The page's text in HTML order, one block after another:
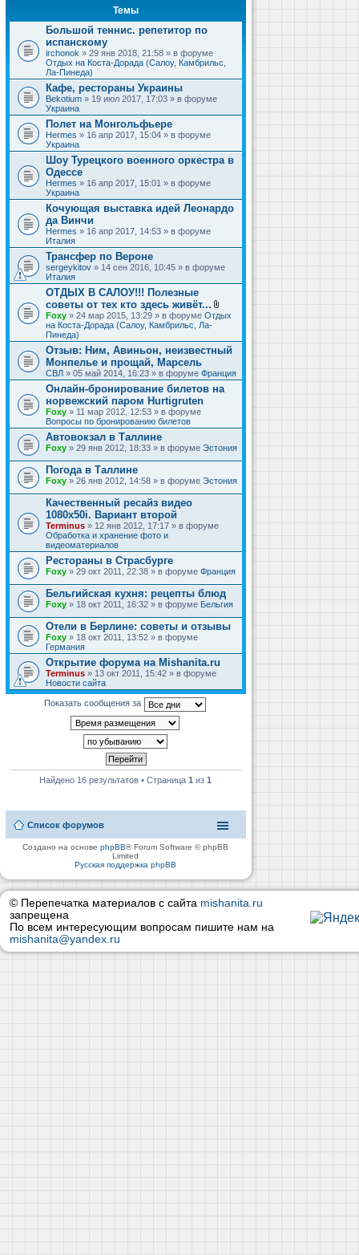
Темы
Большой теннис. репетитор по
испанскому
irchonok » 29 янв 2018, 21:58 » в форуме
Отдых на Коста-Дорада (Салоу, Камбрильс,
Ла-Пинеда)
Кафе, рестораны Украины
Bekotium » 19 июл 2017, 17:03 » в форуме
Украина
Полет на Монгольфьере
Hermes » 16 апр 2017, 15:04 » в форуме
Украина
Шоу Турецкого военного оркестра в
Одессе
Hermes » 16 апр 2017, 15:01 » в форуме
Украина
Кочующая выставка идей Леонардо
да Винчи
Hermes » 16 апр 2017, 14:53 » в форуме
Италия
Трансфер по Вероне
sergeykitov » 14 сен 2016, 10:45 » в форуме
Италия
ОТДЫХ В САЛОУ!!! Полезные
советы от тех кто здесь живёт...
В
л
ж
е
и
я
Foxy » 24 мар 2015, 13:29 » в форуме Отдых
на Коста-Дорада (Салоу, Камбрильс, Ла-
Пинеда)
Отзыв: Ним, Авиньон, неизвестный
Монпелье и прощай, Марсель
СВЛ » 05 май 2014, 16:23 » в форуме Франция
Онлайн-бронирование билетов на
норвежский паром Hurtigruten
Foxy » 11 мар 2012, 12:53 » в форуме
Вопросы по бронированию билетов
Автовокзал в Таллине
Foxy » 29 янв 2012, 18:33 » в форуме Эстония
Погода в Таллине
Foxy » 26 янв 2012, 14:58 » в форуме Эстония
Качественный ресайз видео
1080x50i. Вариант второй
Terminus » 12 янв 2012, 17:17 » в форуме
Обработка и хранение фото и
видеоматериалов
Рестораны в Страсбурге
Foxy » 29 окт 2011, 22:38 » в форуме Франция
Бельгийская кухня: рецепты блюд
Foxy » 18 окт 2011, 16:32 » в форуме Бельгия
Отели в Берлине: советы и отзывы
Foxy » 18 окт 2011, 13:52 » в форуме
Германия
Открытие форума на Mishanita.ru
Terminus » 13 окт 2011, 15:42 » в форуме
Новости сайта
Показать сообщения за
Найдено 16 результатов • Страница1 из1
Список форумов
Создано на основеphpBB® Forum Software © phpBB
Limited
Русская поддержка phpBB
© Перепечатка материалов с сайта mishanita.ru
запрещена
По всем интересующим вопросам пишите нам на
mishanita@yandex.ru